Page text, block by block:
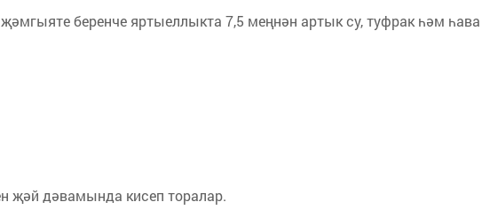
беренче яртыеллыкта 7,5 меңнән артык су, туфрак һәм һава
җәй дәвамында кисеп торалар.